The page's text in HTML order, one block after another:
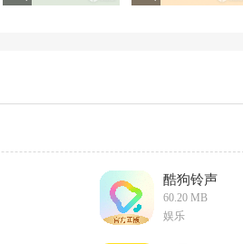
酷狗铃声
60.20 MB
娱乐